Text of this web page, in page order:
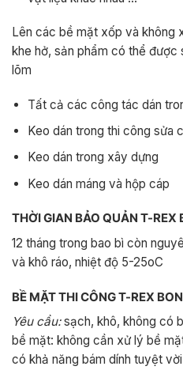
Lên các bề mặt xốp và không
khe hở, sản phẩm có thể
lõm
Tất cả các công tác dán
Keo dán trong thi công sửa
Keo dán trong xây dựng
Keo dán máng và hộp cáp
THỜI GIAN BẢO QUẢN T-REX
12 tháng trong bao bì còn
và khô ráo, nhiệt độ 5-25oC
BỀ MẶT THI CÔNG T-REX
Yêu cầu:sạch, khô, không có
bề mặt: không cần xử lý bề
có khả năng bám dính tuyệt